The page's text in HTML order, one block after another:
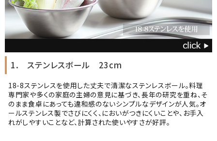
1. ステンレスボール 23cm
18-8ステンレスを使用した丈夫で清潔なステンレスボール。料理
専門家や多くの家庭の主婦の意見に基づき、長年の研究を重ね、そ
のまま食卓にあっても違和感のないシンプルなデザインが人気。オ
ールステンレス製でさびにくく、においがつきにくいことや、お手入
れがしやすいことなど、計算された使いやすさが好評。